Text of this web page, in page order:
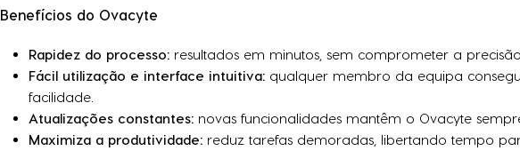
Benefícios do Ovacyte
Rapidez do processo:resultados em minutos, sem comprometer a precisão.
Fácil utilização e interface intuitiva:qualquer membro da equipa
facilidade.
Atualizações constantes:novas funcionalidades mantêm o Ovacyte
Maximiza a produtividade:reduz tarefas demoradas, libertando tempo